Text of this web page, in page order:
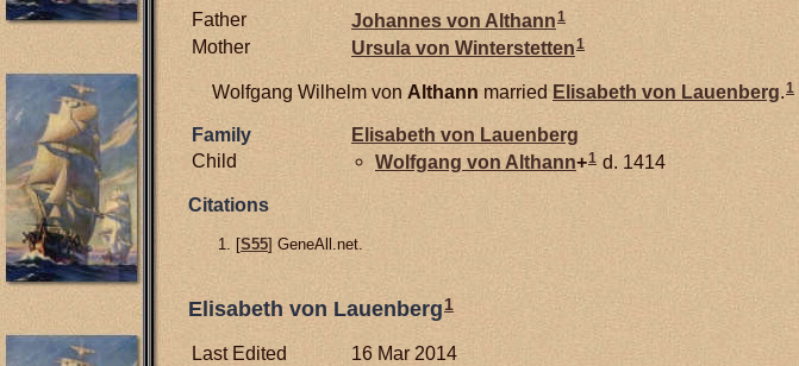
Father Johannes von Althann1
Mother Ursula von Winterstetten1
Wolfgang Wilhelm von Althann married Elisabeth von Lauenberg.1
Family Elisabeth von Lauenberg
Child
Wolfgang von Althann+1 d. 1414
Citations
[S55] GeneAll.net.
Elisabeth von Lauenberg 1
Last Edited
16 Mar 2014